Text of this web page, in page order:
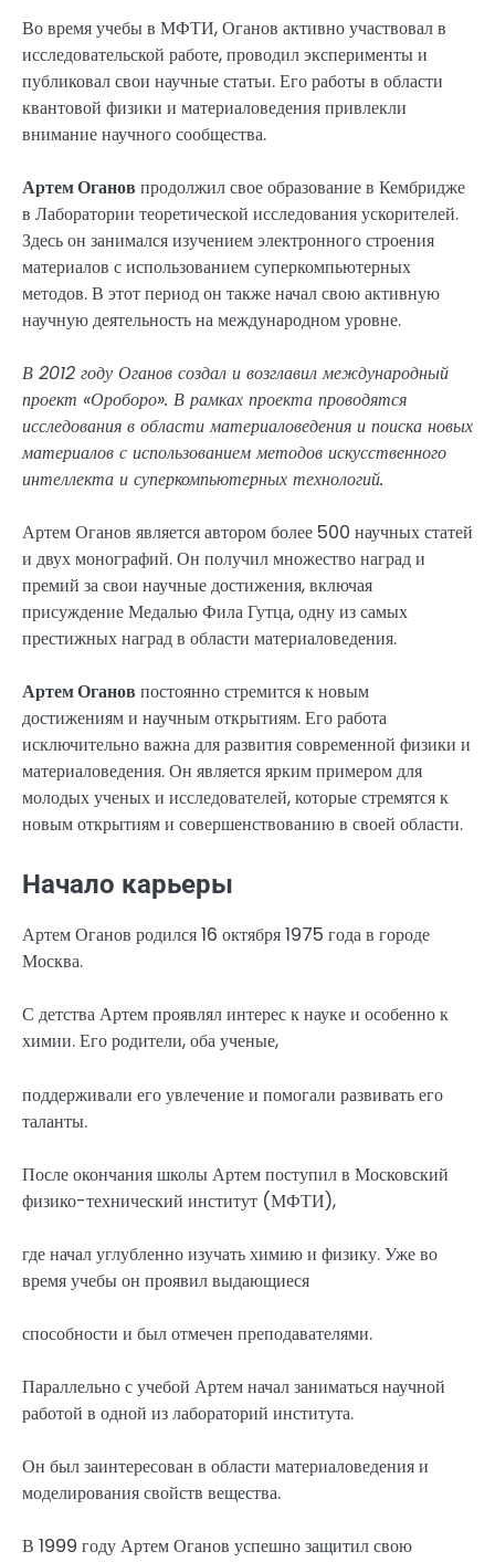
Во время учебы в МФТИ, Оганов активно участвовал в
исследовательской работе, проводил эксперименты и
публиковал свои научные статьи. Его работы в области
квантовой физики и материаловедения привлекли
внимание научного сообщества.
Артем Оганов продолжил свое образование в Кембридже
в Лаборатории теоретической исследования ускорителей.
Здесь он занимался изучением электронного строения
материалов с использованием суперкомпьютерных
методов. В этот период он также начал свою активную
научную деятельность на международном уровне.
В 2012 году Оганов создал и возглавил международный
проект «Ороборо». В рамках проекта проводятся
исследования в области материаловедения и поиска новых
материалов с использованием методов искусственного
интеллекта и суперкомпьютерных технологий.
Артем Оганов является автором более 500 научных статей
и двух монографий. Он получил множество наград и
премий за свои научные достижения, включая
присуждение Медалью Фила Гутца, одну из самых
престижных наград в области материаловедения.
Артем Оганов постоянно стремится к новым
достижениям и научным открытиям. Его работа
исключительно важна для развития современной физики и
материаловедения. Он является ярким примером для
молодых ученых и исследователей, которые стремятся к
новым открытиям и совершенствованию в своей области.
Начало карьеры
Артем Оганов родился 16 октября 1975 года в городе
Москва.
С детства Артем проявлял интерес к науке и особенно к
химии. Его родители, оба ученые,
поддерживали его увлечение и помогали развивать его
таланты.
После окончания школы Артем поступил в Московский
физико-технический институт (МФТИ),
где начал углубленно изучать химию и физику. Уже во
время учебы он проявил выдающиеся
способности и был отмечен преподавателями.
Параллельно с учебой Артем начал заниматься научной
работой в одной из лабораторий института.
Он был заинтересован в области материаловедения и
моделирования свойств вещества.
В 1999 году Артем Оганов успешно защитил свою